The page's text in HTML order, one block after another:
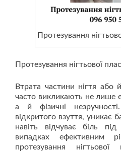
Протезування
Протезування нігтьової
Втрата частини нігтя або
часто викликають не лише
а й фізичні
відкритого взуття, уникає
навіть відчуває біль
випадках ефективним
протезування